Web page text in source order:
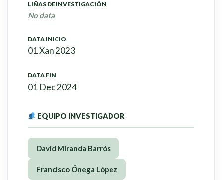
LIÑAS DE INVESTIGACIÓN
No data
DATA INICIO
01 Xan 2023
DATA FIN
01 Dec 2024
EQUIPO INVESTIGADOR
David Miranda Barrós
Francisco Ónega López